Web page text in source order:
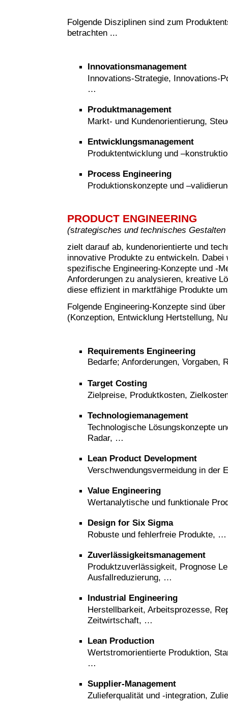
Folgende Disziplinen sind zum
betrachten ...
Innovationsmanagement
Innovations-Strategie, Innovations-
Produktmanagement
Markt- und Kundenorientierung,
Entwicklungsmanagement
Produktentwicklung und
Process Engineering
Produktionskonzepte und
PRODUCT ENGINEERING
(strategisches und technisches
zielt darauf ab, kundenorientierte und
innovative Produkte zu entwickeln.
spezifische Engineering-Konzepte und -
Anforderungen zu analysieren, kreative
diese effizient in marktfähige Produkte
Folgende Engineering-Konzepte sind
(Konzeption, Entwicklung Hertstellung,
Requirements Engineering
Bedarfe; Anforderungen, Vorgaben,
Target Costing
Zielpreise, Produktkosten,
Technologiemanagement
Technologische Lösungskonzepte
Radar, …
Lean Product Development
Verschwendungsvermeidung in der
Value Engineering
Wertanalytische und funktionale
Design for Six Sigma
Robuste und fehlerfreie Produkte, …
Zuverlässigkeitsmanagement
Produktzuverlässigkeit, Prognose
Ausfallreduzierung, …
Industrial Engineering
Herstellbarkeit, Arbeitsprozesse,
Zeitwirtschaft, …
Lean Production
Wertstromorientierte Produktion,
Supplier-Management
Zulieferqualität und -integration,